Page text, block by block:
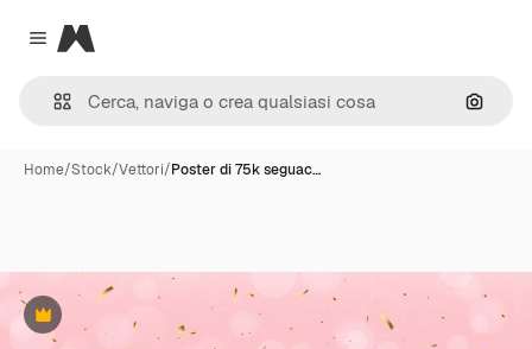
Close menu
Magnific
Cerca
Home/Stock/Vettori/Poster di 75k seguac…
Premium